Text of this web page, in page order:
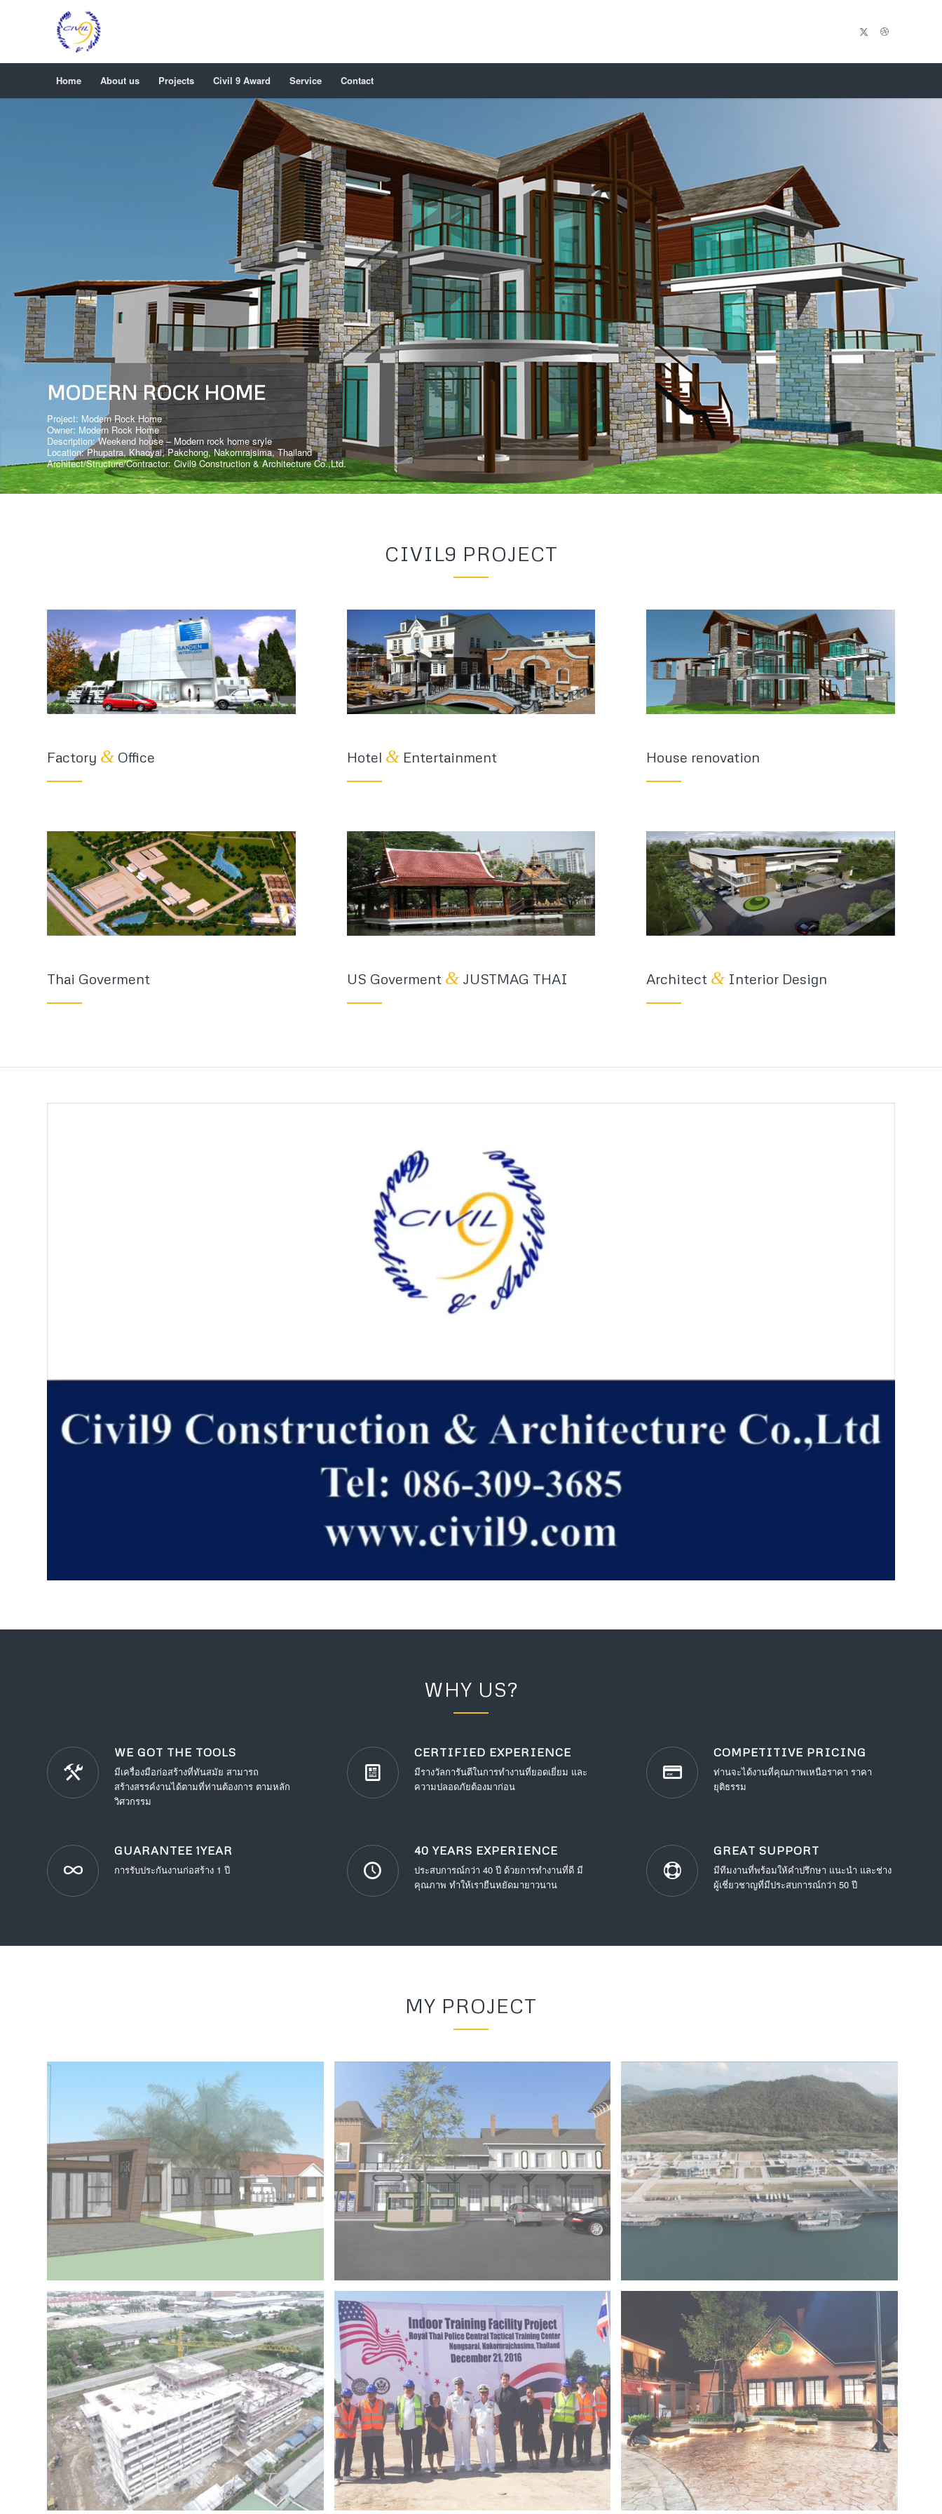
Home About us Projects Civil 9 Award Service Contact
MODERN ROCK HOME
Project: Modern Rock Home
Owner: Modern Rock Home
Description: Weekend house – Modern rock home sryle
Location: Phupatra, Khaoyai, Pakchong, Nakornrajsima, Thailand
Architect/Structure/Contractor: Civil9 Construction & Architecture Co.,Ltd.
CIVIL9 PROJECT
Factory & Office Hotel &Entertainment House renovation
Thai Goverment US Goverment &JUSTMAG THAI Architect & Interior Design
WHY US?
WE GOT THE TOOLS
มีเครื่องมือก่อสร้างที่ทันสมัย สามารถ
สร้างสรรค์งานได้ตามที่ท่านต้องการ ตามหลัก
วิศวกรรม
CERTIFIED EXPERIENCE
มีรางวัลการันตีในการทำงานที่ยอดเยี่ยม และ
ความปลอดภัยต้องมาก่อน
COMPETITIVE PRICING
ท่านจะได้งานที่คุณภาพเหนือราคา ราคา
ยุติธรรม
GUARANTEE 1YEAR
การรับประกันงานก่อสร้าง 1 ปี
40 YEARS EXPERIENCE
ประสบการณ์กว่า 40 ปี ด้วยการทำงานที่ดี มี
คุณภาพ ทำให้เรายืนหยัดมายาวนาน
GREAT SUPPORT
มีทีมงานที่พร้อมให้คำปรึกษา แนะนำ และช่าง
ผู้เชี่ยวชาญที่มีประสบการณ์กว่า 50 ปี
MY PROJECT
Project 15 – IRR OFFICE Project 14 – Bangchak khonkaen Project 13 – Multipurpose Facility